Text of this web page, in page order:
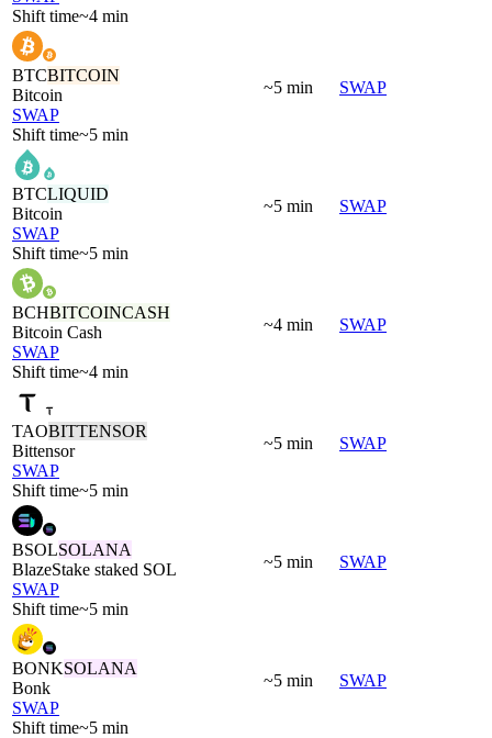
Shift time~4 min
BTCBITCOIN
Bitcoin
SWAP
Shift time~5 min
~5 min SWAP
BTCLIQUID
Bitcoin
SWAP
Shift time~5 min
~5 min SWAP
BCHBITCOINCASH
Bitcoin Cash
SWAP
Shift time~4 min
~4 min SWAP
TAOBITTENSOR
Bittensor
SWAP
Shift time~5 min
~5 min SWAP
BSOLSOLANA
BlazeStake staked SOL
SWAP
Shift time~5 min
~5 min SWAP
BONKSOLANA
Bonk
SWAP
Shift time~5 min
~5 min SWAP